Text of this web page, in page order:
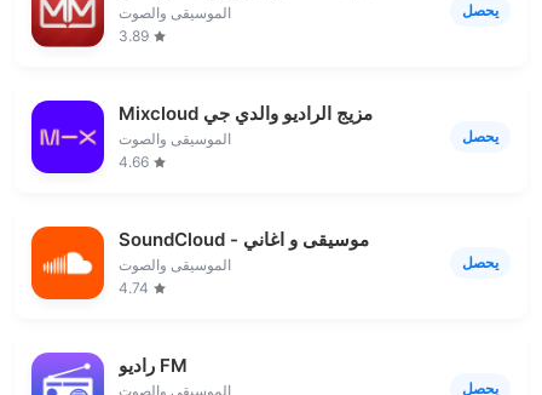
الموسيقى والصوت
3.89
يحصل
Mixcloud مزيج الراديو والدي جي
الموسيقى والصوت
4.66
يحصل
SoundCloud - موسيقى و اغاني
الموسيقى والصوت
4.74
يحصل
راديو FM
الموسيقى والصوت
يحصل